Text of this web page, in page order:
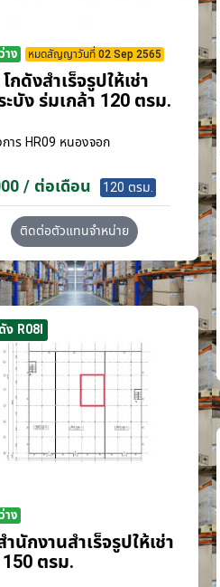
ว่าง หมดสัญญาวันที่ 02 Sep 2565
กดังสำเร็จรูปให้เช่า
บัง​ ร่มเกล้า 120 ตรม.
ารHR09 หนองจอก
/ ต่อเดือน 120 ตรม.
ติดต่อตัวแทนจำหน่าย
ง R08I
ว่าง
ำนักงานสำเร็จรูปให้เช่า
ตรม.